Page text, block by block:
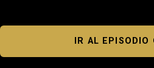
IR AL EPISODIO